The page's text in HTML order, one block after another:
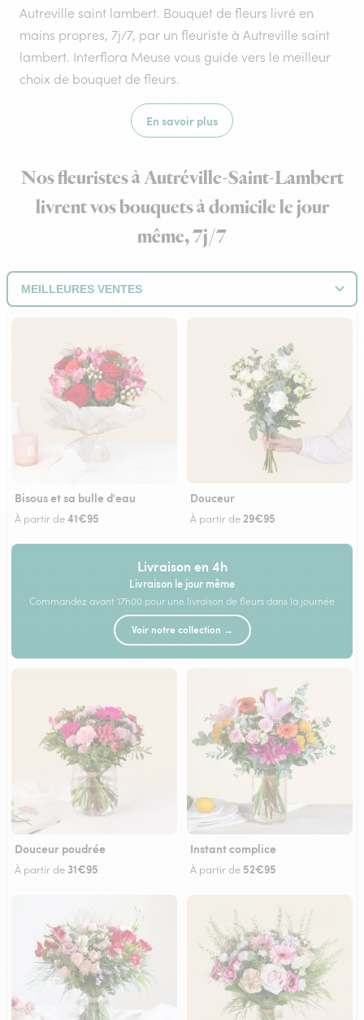
Autreville saint lambert. Bouquet de fleurs livré en
mains propres, 7j/7, par un fleuriste à Autreville saint
lambert. Interflora Meuse vous guide vers le meilleur
choix de bouquet de fleurs.
En savoir plus
Nos fleuristes à Autréville-Saint-Lambert
livrent vos bouquets à domicile le jour
même, 7j/7
Bisous et sa bulle d'eau
À partir de41€95
Douceur
À partir de 29€95
Livraison en 4h
Livraison le jour même
Commandez avant 17h00 pour une livraison de fleurs dans la journée
Voir notre collection →
Douceur poudrée
À partir de 31€95
Instant complice
À partir de 52€95